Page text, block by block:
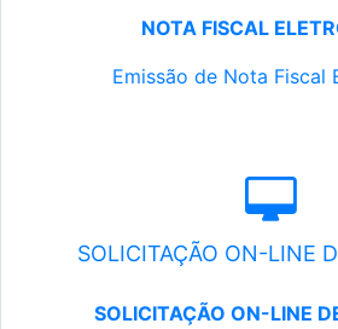
NOTA FISCAL
Emissão de Nota Fiscal
SOLICITAÇÃO ON-LINE
SOLICITAÇÃO ON-LINE